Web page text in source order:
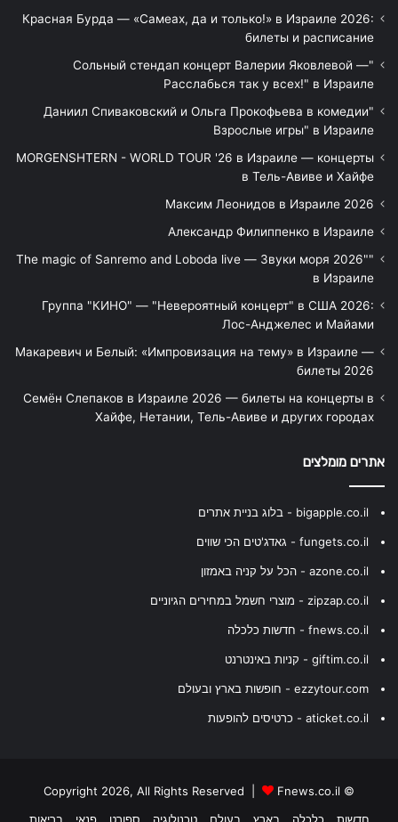
Красная Бурда — «Самеах, да и только!» в Израиле 2026:
билеты и расписание
"Сольный стендап концерт Валерии Яковлевой —
Расслабься так у всех!" в Израиле
"Даниил Спиваковский и Ольга Прокофьева в комедии
Взрослые игры" в Израиле
MORGENSHTERN - WORLD TOUR '26 в Израиле — концерты
в Тель-Авиве и Хайфе
Максим Леонидов в Израиле 2026
Александр Филиппенко в Израиле
"The magic of Sanremo and Loboda live — Звуки моря 2026"
в Израиле
Группа "КИНО" — "Невероятный концерт" в США 2026:
Лос-Анджелес и Майами
Макаревич и Белый: «Импровизация на тему» в Израиле —
билеты 2026
Семён Слепаков в Израиле 2026 — билеты на концерты в
Хайфе, Нетании, Тель-Авиве и других городах
אתרים מומלצים
bigapple.co.il - בלוג בניית אתרים
fungets.co.il - גאדג'טים הכי שווים
azone.co.il - הכל על קניה באמזון
zipzap.co.il - מוצרי חשמל במחירים הגיוניים
fnews.co.il - חדשות כלכלה
giftim.co.il - קניות באינטרנט
ezzytour.com - חופשות בארץ ובעולם
aticket.co.il - כרטיסים להופעות
© Copyright 2026, All Rights Reserved |
Fnews.co.il